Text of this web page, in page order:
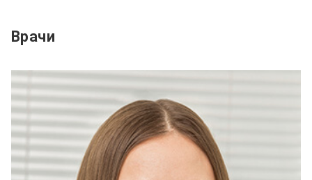
Врачи